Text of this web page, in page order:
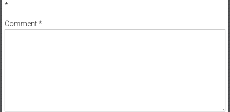
*
Comment*